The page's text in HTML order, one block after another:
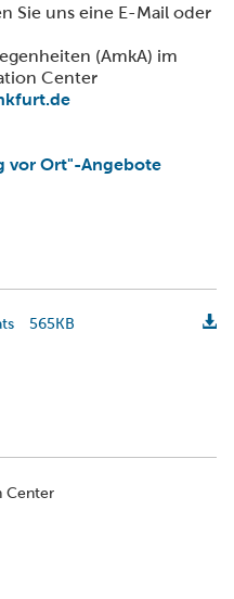
Sie uns eine E-Mail oder
(AmkA) im
Center
vor Ort"-Angebote
565KB
Center